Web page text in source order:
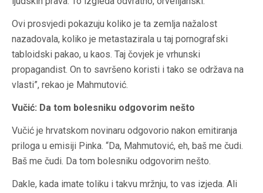
Ovi prosvjedi pokazuju koliko je ta zemlja nažalost
nazadovala, koliko je metastazirala u taj pornografski
tabloidski pakao, u kaos. Taj čovjek je vrhunski
propagandist. On to savršeno koristi i tako se održava na
vlasti”, rekao je Mahmutović.
Vučić: Da tom bolesniku odgovorim nešto
Vučić je hrvatskom novinaru odgovorio nakon emitiranja
priloga u emisiji Pinka. “Da, Mahmutović, eh, baš me čudi.
Baš me čudi. Da tom bolesniku odgovorim nešto.
Dakle, kada imate toliku i takvu mržnju, to vas izjeda. Ali